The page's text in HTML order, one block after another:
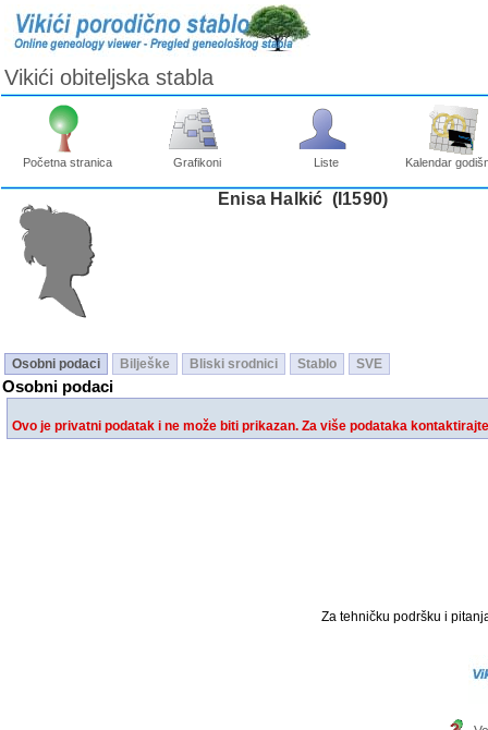
Vikići obiteljska stabla
Početna stranica Grafikoni Liste Kalendar
Enisa Halkić ‎(I1590)‎
Osobni podaci Bilješke Bliski srodnici Stablo SVE
Osobni podaci
Ovo je privatni podatak i ne može biti prikazan. Za više podataka
Za tehničku podršku i